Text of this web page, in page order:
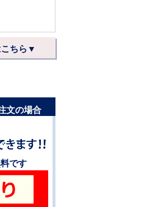
こちら▼
文の場合
です